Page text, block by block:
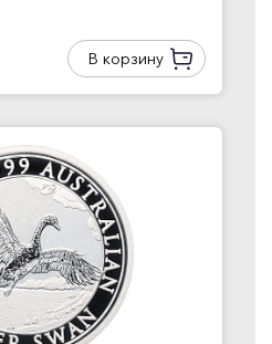
В корзину